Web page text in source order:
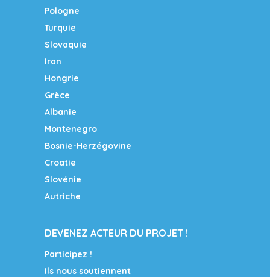
Pologne
Turquie
Slovaquie
Iran
Hongrie
Grèce
Albanie
Montenegro
Bosnie-Herzégovine
Croatie
Slovénie
Autriche
DEVENEZ ACTEUR DU PROJET !
Participez !
Ils nous soutiennent